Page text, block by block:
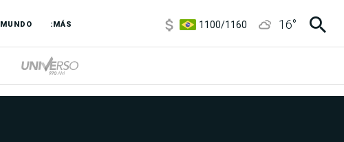
MUNDO :MÁS
3,8/4
6850/7200
16°